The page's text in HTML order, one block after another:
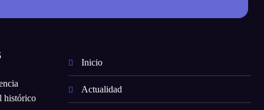
histórico
Inicio
Actualidad